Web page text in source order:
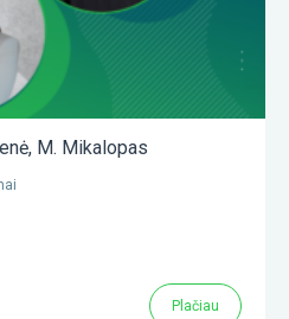
, M. Mikalopas
Plačiau